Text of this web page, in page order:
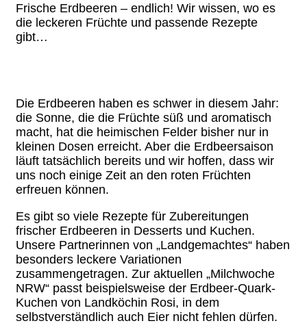
Frische Erdbeeren – endlich! Wir wissen, wo es
die leckeren Früchte und passende Rezepte
gibt…
Die Erdbeeren haben es schwer in diesem Jahr:
die Sonne, die die Früchte süß und aromatisch
macht, hat die heimischen Felder bisher nur in
kleinen Dosen erreicht. Aber die Erdbeersaison
läuft tatsächlich bereits und wir hoffen, dass wir
uns noch einige Zeit an den roten Früchten
erfreuen können.
Es gibt so viele Rezepte für Zubereitungen
frischer Erdbeeren in Desserts und Kuchen.
Unsere Partnerinnen von „Landgemachtes“ haben
besonders leckere Variationen
zusammengetragen. Zur aktuellen „Milchwoche
NRW“ passt beispielsweise der Erdbeer-Quark-
Kuchen von Landköchin Rosi, in dem
selbstverständlich auch Eier nicht fehlen dürfen.